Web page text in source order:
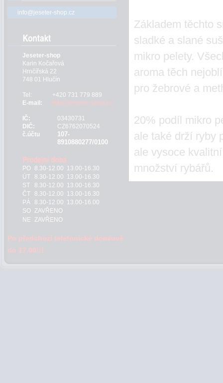
Základem těchto
sladké a slané
mikro pelety.
aroma těch
pro žebrové a
20% podíl mikro
ale také drží ryby
ale vysoce
množství rybářů.
info@jeseter-shop.cz
Jeseter-shop
Karin Kočařová
Hrnčířská 22
748 01 Hlučín
Tel:
+420 731 779 889
E-mail:
info@jeseter-shop.cz
IČ:
03430731
DIČ:
CZ6762070524
č.účtu
107-
8910880277/0100
PO 8.30-12.00 13.00-16.30
ÚT
8.30-12.00 13.00-16.30
ST
8.30-12.00 13.00-16.30
ČT
8.30-12.00 13.00-16.30
PÁ
8.30-12.00 13.00-16.00
SO ZAVŘENO
NE ZAVŘENO
Po předchozí telefonické domluvě
do 17.00!!!